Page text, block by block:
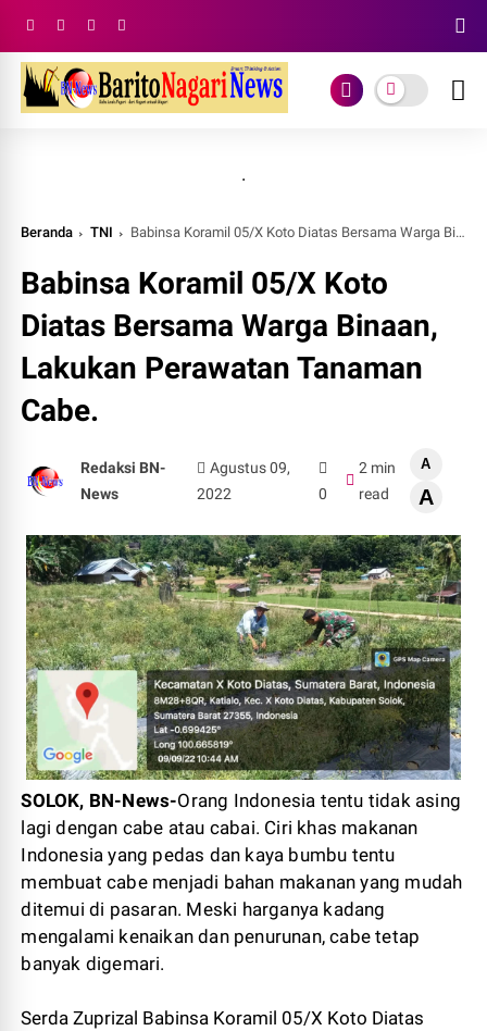
.
Beranda TNI Babinsa Koramil 05/X Koto Diatas Bersama Warga Binaan, Lakukan Perawatan Tanaman Cabe.
Babinsa Koramil 05/X Koto
Diatas Bersama Warga Binaan,
Lakukan Perawatan Tanaman
Cabe.
Redaksi BN-
News
Agustus 09,
2022
0
2 min
read
A
A
SOLOK, BN-News-Orang Indonesia tentu tidak asing
lagi dengan cabe atau cabai. Ciri khas makanan
Indonesia yang pedas dan kaya bumbu tentu
membuat cabe menjadi bahan makanan yang mudah
ditemui di pasaran. Meski harganya kadang
mengalami kenaikan dan penurunan, cabe tetap
banyak digemari.
Serda Zuprizal Babinsa Koramil 05/X Koto Diatas